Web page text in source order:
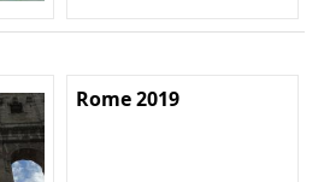
Rome 2019